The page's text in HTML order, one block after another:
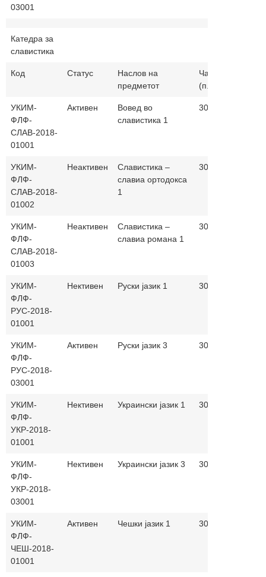
03001
Катедра за
славистика
Код Статус
Наслов на
предметот
Часови
(п.+в.)
УКИМ-
ФЛФ-
СЛАВ-2018-
01001
Активен
Вовед во
славистика 1
30+0
УКИМ-
ФЛФ-
СЛАВ-2018-
01002
Неактивен
Славистика –
славиа ортодокса
1
30+0
УКИМ-
ФЛФ-
СЛАВ-2018-
01003
Неактивен
Славистика –
славиа романа 1
30+0
УКИМ-
ФЛФ-
РУС-2018-
01001
Нективен Руски јазик 1 30+30
УКИМ-
ФЛФ-
РУС-2018-
03001
Активен Руски јазик 3 30+30
УКИМ-
ФЛФ-
УКР-2018-
01001
Нективен Украински јазик 1 30+30
УКИМ-
ФЛФ-
УКР-2018-
03001
Нективен Украински јазик 3 30+30
УКИМ-
ФЛФ-
ЧЕШ-2018-
01001
Активен Чешки јазик 1 30+30